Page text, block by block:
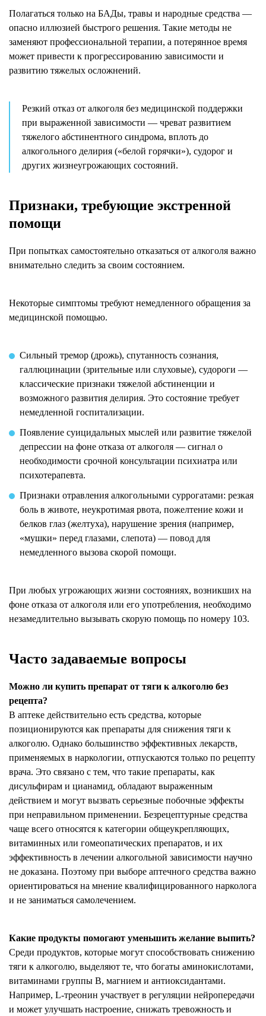
Полагаться только на БАДы, травы и народные средства —
опасно иллюзией быстрого решения. Такие методы не
заменяют профессиональной терапии, а потерянное время
может привести к прогрессированию зависимости и
развитию тяжелых осложнений.
Резкий отказ от алкоголя без медицинской поддержки
при выраженной зависимости — чреват развитием
тяжелого абстинентного синдрома, вплоть до
алкогольного делирия («белой горячки»), судорог и
других жизнеугрожающих состояний.
Признаки, требующие экстренной
помощи
При попытках самостоятельно отказаться от алкоголя важно
внимательно следить за своим состоянием.
Некоторые симптомы требуют немедленного обращения за
медицинской помощью.
Сильный тремор (дрожь), спутанность сознания,
галлюцинации (зрительные или слуховые), судороги —
классические признаки тяжелой абстиненции и
возможного развития делирия. Это состояние требует
немедленной госпитализации.
Появление суицидальных мыслей или развитие тяжелой
депрессии на фоне отказа от алкоголя — сигнал о
необходимости срочной консультации психиатра или
психотерапевта.
Признаки отравления алкогольными суррогатами: резкая
боль в животе, неукротимая рвота, пожелтение кожи и
белков глаз (желтуха), нарушение зрения (например,
«мушки» перед глазами, слепота) — повод для
немедленного вызова скорой помощи.
При любых угрожающих жизни состояниях, возникших на
фоне отказа от алкоголя или его употребления, необходимо
незамедлительно вызывать скорую помощь по номеру 103.
Часто задаваемые вопросы
Можно ли купить препарат от тяги к алкоголю без
рецепта?
В аптеке действительно есть средства, которые
позиционируются как препараты для снижения тяги к
алкоголю. Однако большинство эффективных лекарств,
применяемых в наркологии, отпускаются только по рецепту
врача. Это связано с тем, что такие препараты, как
дисульфирам и цианамид, обладают выраженным
действием и могут вызвать серьезные побочные эффекты
при неправильном применении. Безрецептурные средства
чаще всего относятся к категории общеукрепляющих,
витаминных или гомеопатических препаратов, и их
эффективность в лечении алкогольной зависимости научно
не доказана. Поэтому при выборе аптечного средства важно
ориентироваться на мнение квалифицированного нарколога
и не заниматься самолечением.
Какие продукты помогают уменьшить желание выпить?
Среди продуктов, которые могут способствовать снижению
тяги к алкоголю, выделяют те, что богаты аминокислотами,
витаминами группы B, магнием и антиоксидантами.
Например, L-треонин участвует в регуляции нейропередачи
и может улучшать настроение, снижать тревожность и